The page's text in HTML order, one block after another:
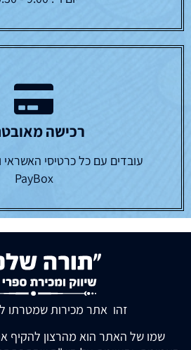
רכישה
PayBox
זהו אתר מכירות שמטרתו
שמו של האתר הוא מהרצון להקיף